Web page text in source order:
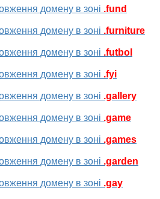
домену в зоні .fund
домену в зоні .furniture
домену в зоні .futbol
домену в зоні .fyi
домену в зоні .gallery
домену в зоні .game
домену в зоні .games
домену в зоні .garden
домену в зоні .gay